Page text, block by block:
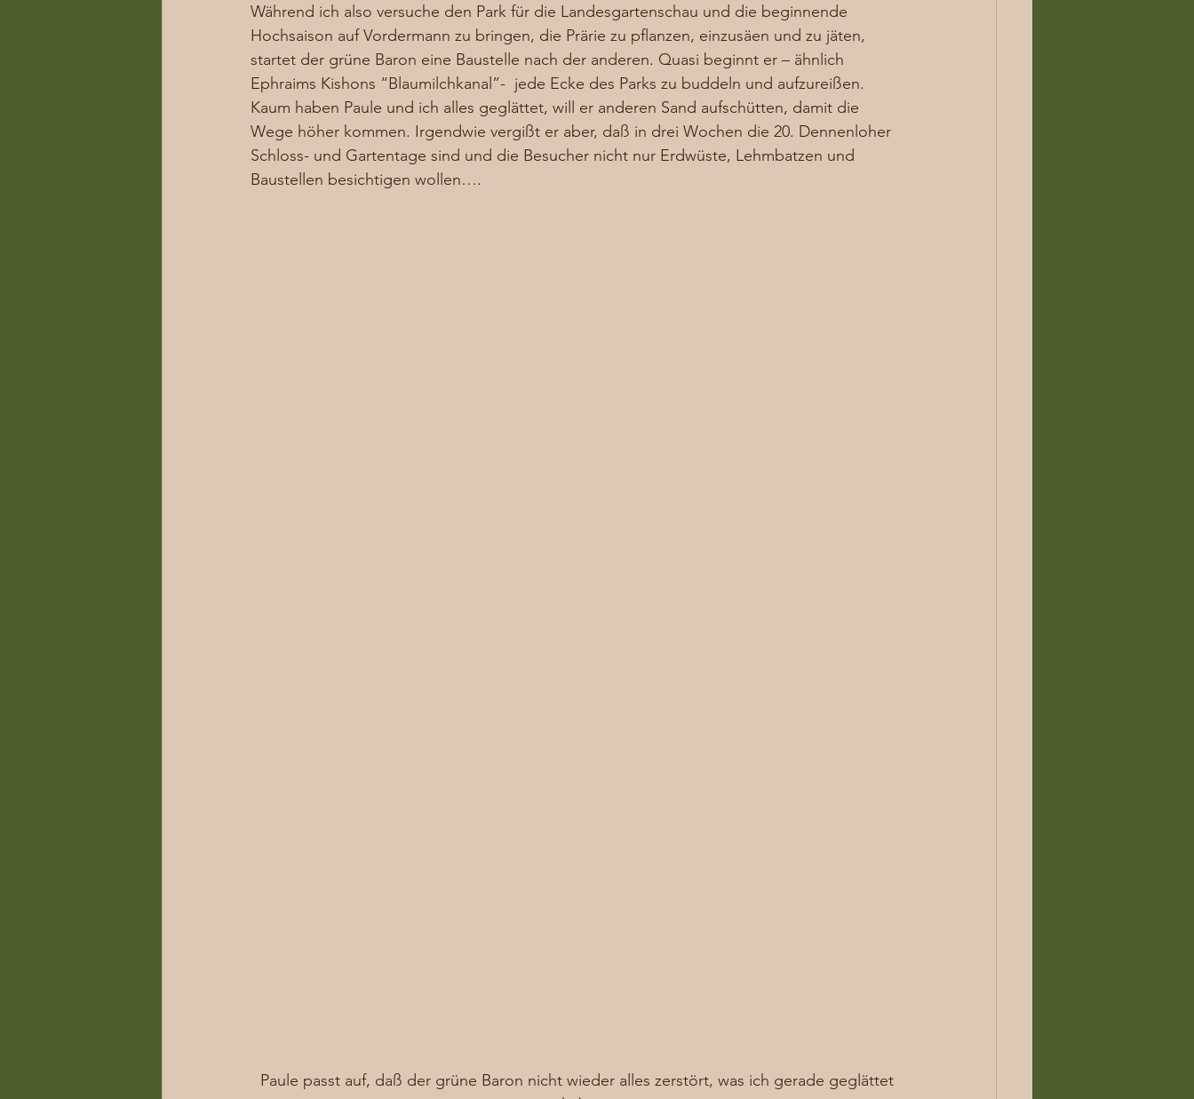
Während ich also versuche den Park für die Landesgartenschau und die beginnende
Hochsaison auf Vordermann zu bringen, die Prärie zu pflanzen, einzusäen und zu jäten,
startet der grüne Baron eine Baustelle nach der anderen. Quasi beginnt er – ähnlich
Ephraims Kishons “Blaumilchkanal”-  jede Ecke des Parks zu buddeln und aufzureißen.
Kaum haben Paule und ich alles geglättet, will er anderen Sand aufschütten, damit die
Wege höher kommen. Irgendwie vergißt er aber, daß in drei Wochen die 20. Dennenloher
Schloss- und Gartentage sind und die Besucher nicht nur Erdwüste, Lehmbatzen und
Baustellen besichtigen wollen….
Paule passt auf, daß der grüne Baron nicht wieder alles zerstört, was ich gerade geglättet